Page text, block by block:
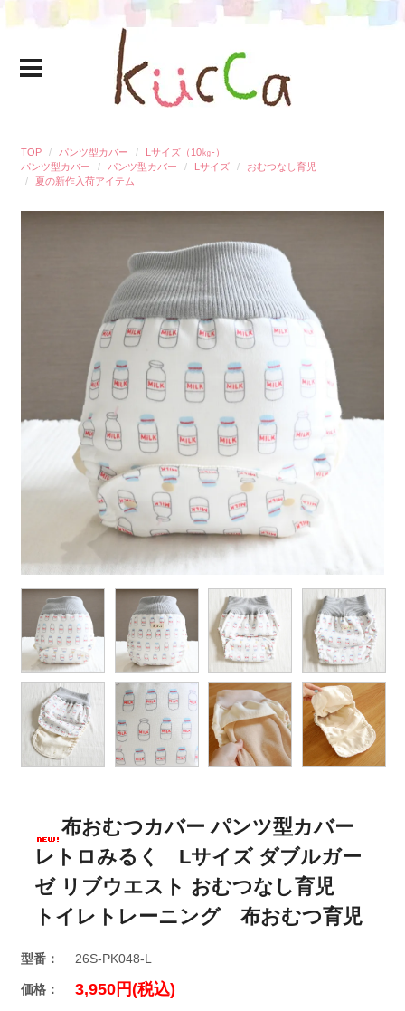
TOP パンツ型カバー
Lサイズ（10㎏-）
パンツ型カバー
パンツ型カバー Lサイズ
おむつなし育児
夏の新作入荷アイテム
布おむつカバー パンツ型カバー
レトロみるく Lサイズ ダブルガー
ゼ リブウエスト おむつなし育児
トイレトレーニング 布おむつ育児
型番： 26S-PK048-L
価格： 3,950円(税込)